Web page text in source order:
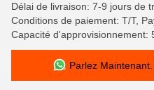
Délai de livraison: 7-9 jours de
Conditions de paiement: T/T,
Capacité d'approvisionnement:
Parlez Maintenant.